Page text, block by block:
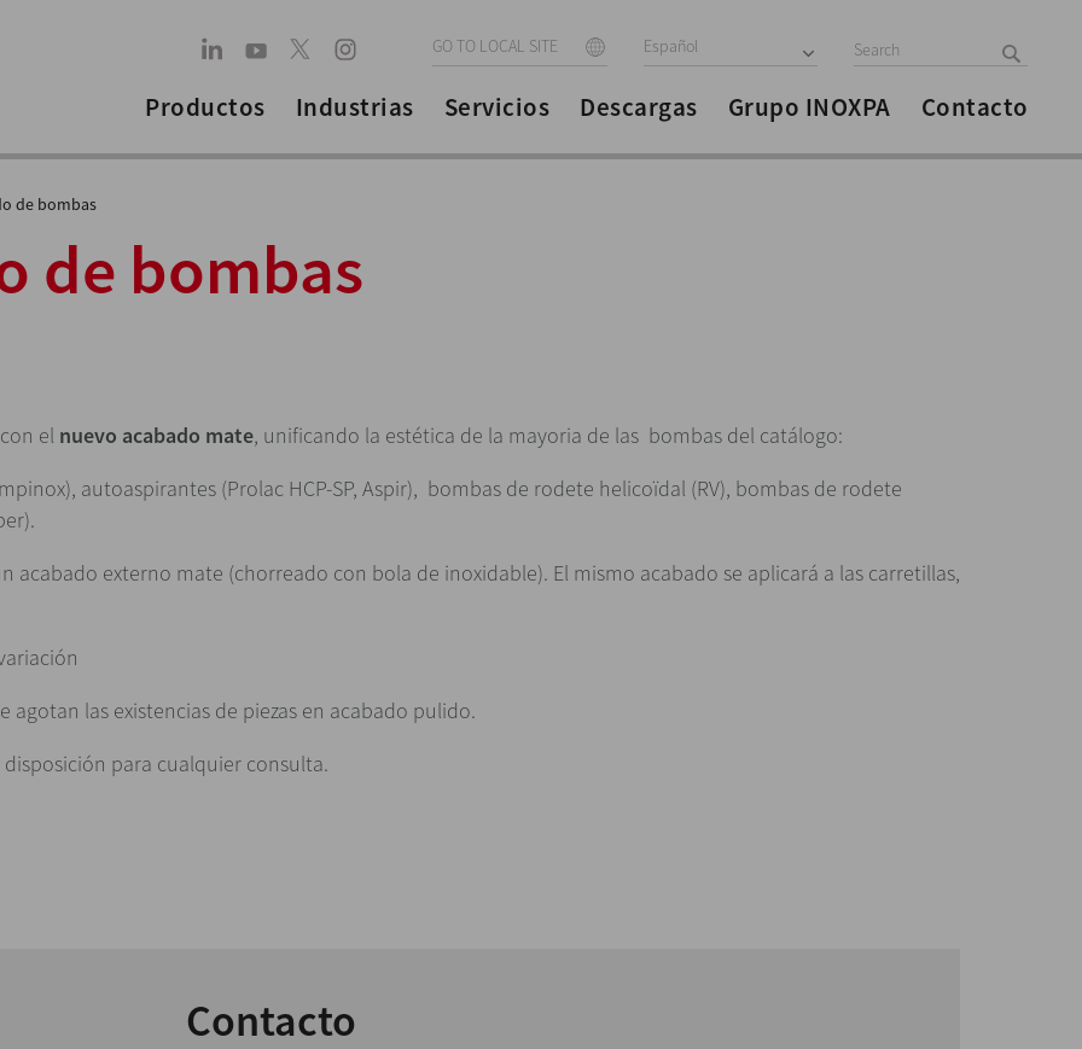
GO TO LOCAL SITE Español
Productos Industrias Servicios Descargas Grupo INOXPA Contacto
de bombas
de bombas
el nuevo acabado mate, unificando la estética de la mayoria de las bombas del catálogo:
autoaspirantes (Prolac HCP-SP, Aspir), bombas de rodete helicoïdal (RV), bombas de rodete
acabado externo mate (chorreado con bola de inoxidable). El mismo acabado se aplicará a las carretillas,
las existencias de piezas en acabado pulido.
para cualquier consulta.
Contacto